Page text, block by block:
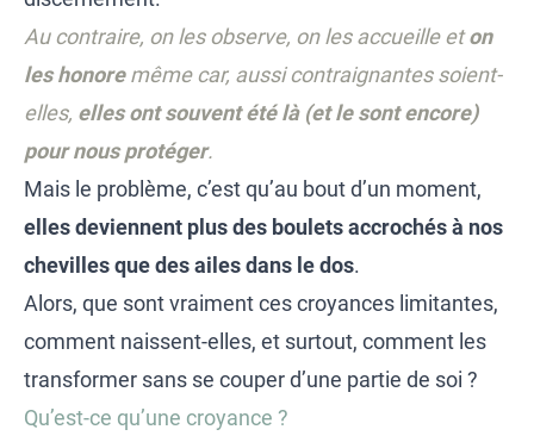
Au contraire, on les observe, on les accueille eton
les honoremême car, aussi contraignantes soient-
elles, elles ont souvent été là (et le sont encore)
pour nous protéger.
Mais le problème, c’est qu’au bout d’un moment,
elles deviennent plus des boulets accrochés à nos
chevilles que des ailes dans le dos.
Alors, que sont vraiment ces croyances limitantes,
comment naissent-elles, et surtout, comment les
transformer sans se couper d’une partie de soi ?
Qu’est-ce qu’une croyance ?